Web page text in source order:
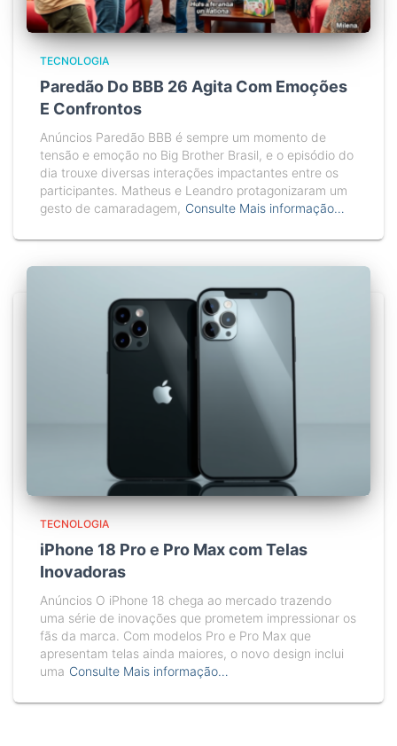
TECNOLOGIA
Paredão Do BBB 26 Agita Com Emoções
E Confrontos
Anúncios Paredão BBB é sempre um momento de
tensão e emoção no Big Brother Brasil, e o episódio do
dia trouxe diversas interações impactantes entre os
participantes. Matheus e Leandro protagonizaram um
gesto de camaradagem, Consulte Mais informação…
TECNOLOGIA
iPhone 18 Pro e Pro Max com Telas
Inovadoras
Anúncios O iPhone 18 chega ao mercado trazendo
uma série de inovações que prometem impressionar os
fãs da marca. Com modelos Pro e Pro Max que
apresentam telas ainda maiores, o novo design inclui
uma Consulte Mais informação…